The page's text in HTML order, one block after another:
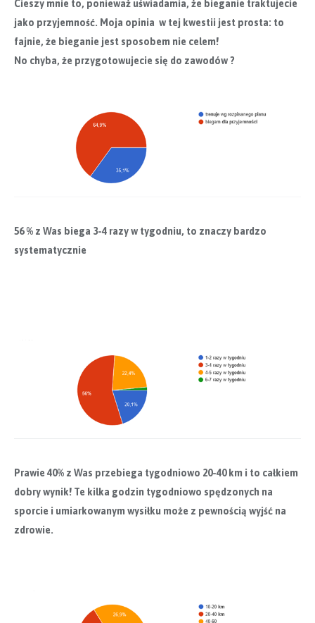
Cieszy mnie to, ponieważ uświadamia, że bieganie traktujecie
jako przyjemność. Moja opinia w tej kwestii jest prosta: to
fajnie, że bieganie jest sposobem nie celem!
No chyba, że przygotowujecie się do zawodów ?
56 % z Was biega 3-4 razy w tygodniu, to znaczy bardzo
systematycznie
Prawie 40% z Was przebiega tygodniowo 20-40 km i to całkiem
dobry wynik! Te kilka godzin tygodniowo spędzonych na
sporcie i umiarkowanym wysiłku może z pewnością wyjść na
zdrowie.